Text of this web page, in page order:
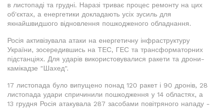
в листопаді та грудні. Наразі триває процес ремонту на цих
об'єктах, а енергетики докладають усіх зусиль для
якнайшвидшого відновлення пошкодженого обладнання.
Росія активізувала атаки на енергетичну інфраструктуру
України, зосередившись на ТЕС, ГЕС та трансформаторних
підстанціях. Для ударів використовувалися ракети та дрони-
камікадзе "Шахед".
17 листопада було випущено понад 120 ракет і 90 дронів, 28
листопада удари спричинили пошкодження у 14 областях, а
13 грудня Росія атакувала 287 засобами повітряного нападу -